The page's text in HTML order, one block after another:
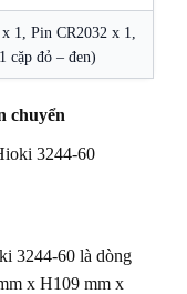
1, Pin CR2032 x 1,
cặp đỏ – đen)
chuyển
3244-60 là dòng
x H109 mm x